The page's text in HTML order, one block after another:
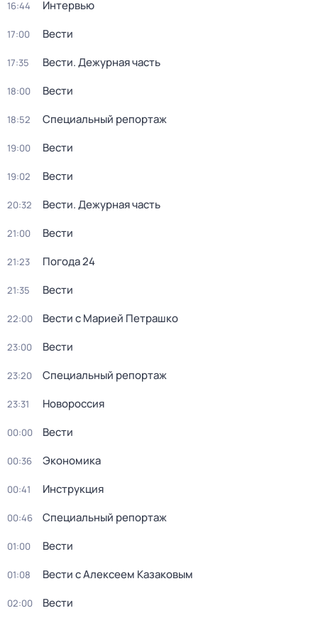
16:44 Интервью
17:00 Вести
17:35 Вести. Дежурная часть
18:00 Вести
18:52 Специальный репортаж
19:00 Вести
19:02 Вести
20:32 Вести. Дежурная часть
21:00 Вести
21:23 Погода 24
21:35 Вести
22:00 Вести с Марией Петрашко
23:00 Вести
23:20 Специальный репортаж
23:31 Новороссия
00:00 Вести
00:36 Экономика
00:41 Инструкция
00:46 Специальный репортаж
01:00 Вести
01:08 Вести с Алексеем Казаковым
02:00 Вести